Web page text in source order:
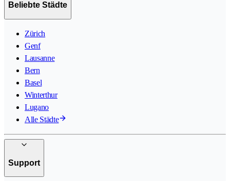
Beliebte Städte
Zürich
Genf
Lausanne
Bern
Basel
Winterthur
Lugano
Alle Städte
Support